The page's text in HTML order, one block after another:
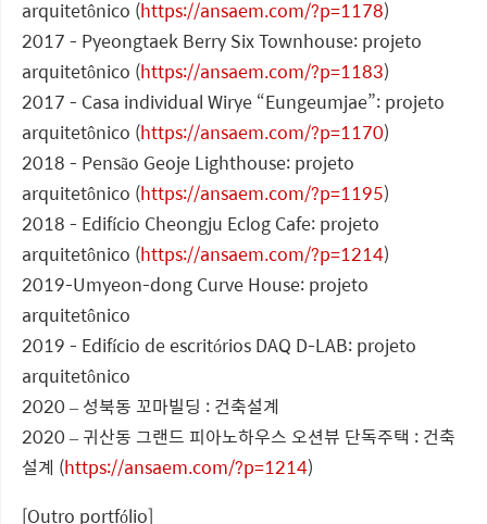
arquitetônico (https://ansaem.com/?p=1178)
2017 - Pyeongtaek Berry Six Townhouse: projeto
arquitetônico (https://ansaem.com/?p=1183)
2017 - Casa individual Wirye “Eungeumjae”: projeto
arquitetônico (https://ansaem.com/?p=1170)
2018 - Pensão Geoje Lighthouse: projeto
arquitetônico (https://ansaem.com/?p=1195)
2018 - Edifício Cheongju Eclog Cafe: projeto
arquitetônico (https://ansaem.com/?p=1214)
2019-Umyeon-dong Curve House: projeto
arquitetônico
2019 - Edifício de escritórios DAQ D-LAB: projeto
arquitetônico
2020 – 성북동 꼬마빌딩 : 건축설계
2020 – 귀산동 그랜드 피아노하우스 오션뷰 단독주택 : 건축
설계 (https://ansaem.com/?p=1214)
[Outro portfólio]